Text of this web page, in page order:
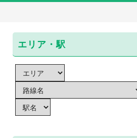
エリア・駅